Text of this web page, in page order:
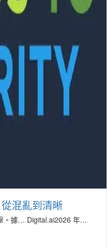
混亂到清晰
。據… Digital.ai2026 年…